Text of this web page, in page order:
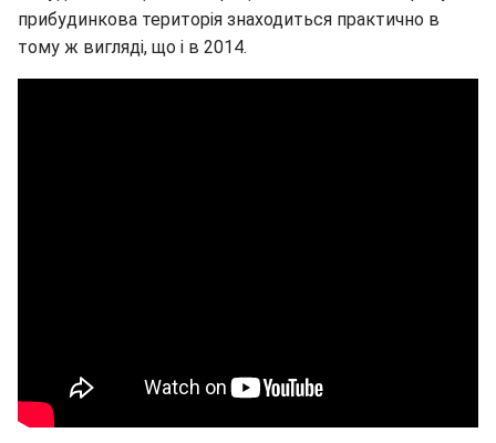
прибудинкова територія знаходиться практично в
тому ж вигляді, що і в 2014.